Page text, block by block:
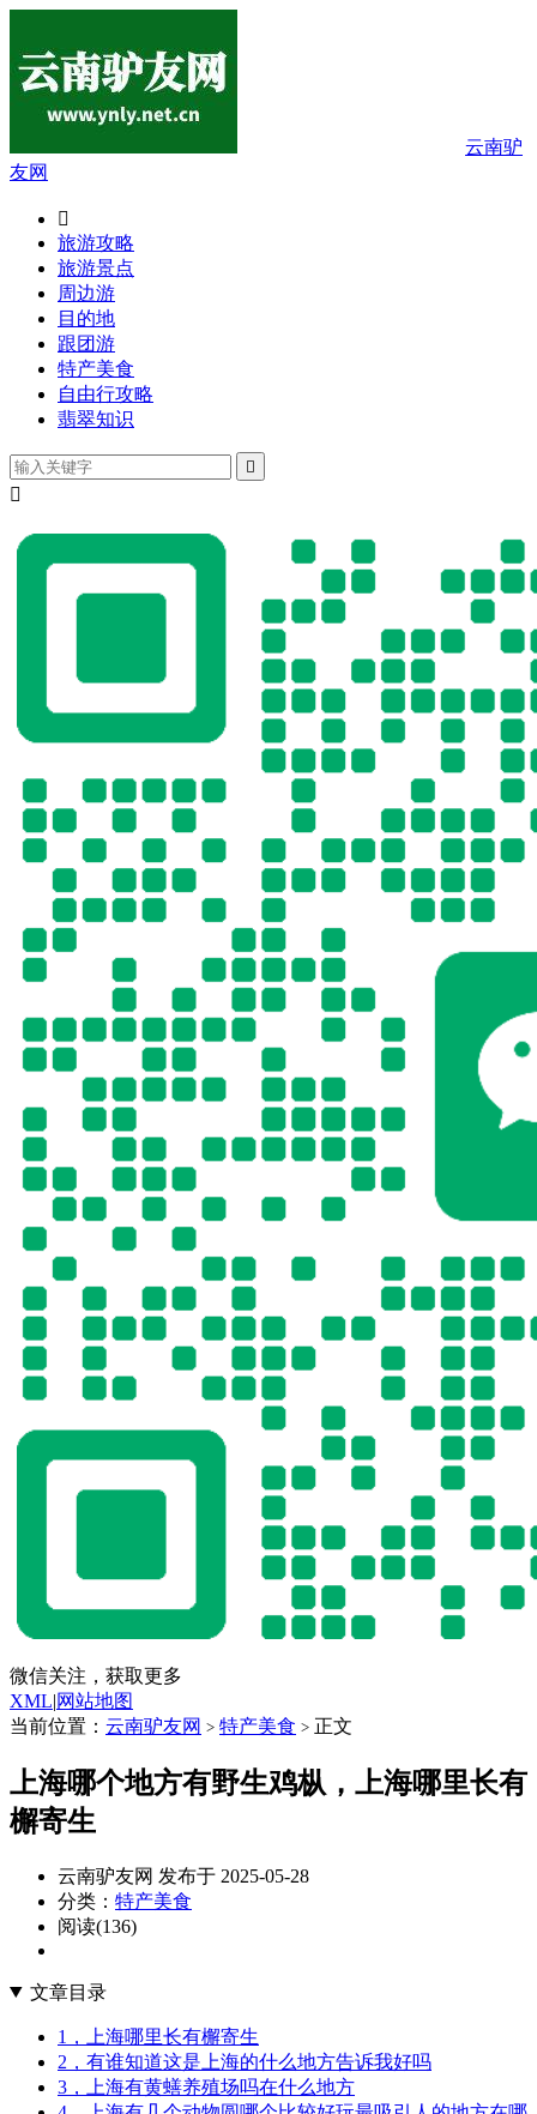
云南驴
友网

旅游攻略
旅游景点
周边游
目的地
跟团游
特产美食
自由行攻略
翡翠知识


微信关注，获取更多
XML|网站地图
当前位置： 云南驴友网 > 特产美食 > 正文
上海哪个地方有野生鸡枞，上海哪里长有
檞寄生
云南驴友网 发布于 2025-05-28
分类： 特产美食
阅读(136)
文章目录
1，上海哪里长有檞寄生
2，有谁知道这是上海的什么地方告诉我好吗
3，上海有黄蟮养殖场吗在什么地方